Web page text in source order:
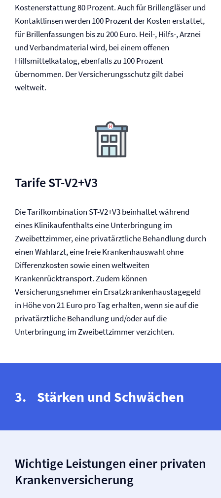
Kostenerstattung 80 Prozent. Auch für Brillengläser und
Kontaktlinsen werden 100 Prozent der Kosten erstattet,
für Brillenfassungen bis zu 200 Euro. Heil-, Hilfs-, Arznei
und Verbandmaterial wird, bei einem offenen
Hilfsmittelkatalog, ebenfalls zu 100 Prozent
übernommen. Der Versicherungsschutz gilt dabei
weltweit.
Tarife ST-V2+V3
Die Tarifkombination ST-V2+V3 beinhaltet während
eines Klinikaufenthalts eine Unterbringung im
Zweibettzimmer, eine privatärztliche Behandlung durch
einen Wahlarzt, eine freie Krankenhauswahl ohne
Differenzkosten sowie einen weltweiten
Krankenrücktransport. Zudem können
Versicherungsnehmer ein Ersatzkrankenhaustagegeld
in Höhe von 21 Euro pro Tag erhalten, wenn sie auf die
privatärztliche Behandlung und/oder auf die
Unterbringung im Zweibettzimmer verzichten.
Stärken und Schwächen
Wichtige Leistungen einer privaten
Kranken­versicherung